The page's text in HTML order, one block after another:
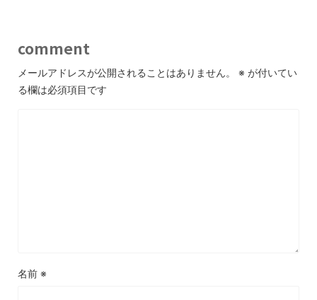
comment
メールアドレスが公開されることはありません。 ※ が付いてい
る欄は必須項目です
名前 ※